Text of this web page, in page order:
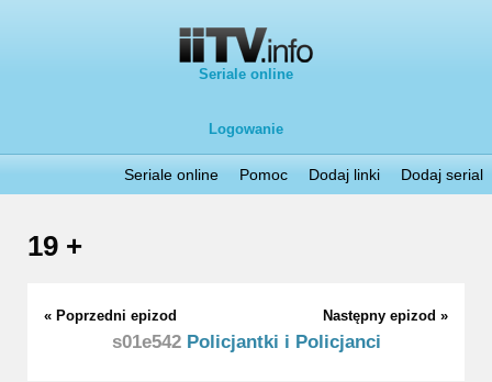
Seriale online
Logowanie
Seriale online Pomoc Dodaj linki Dodaj serial
19 +
« Poprzedni epizod Następny epizod »
s01e542Policjantki i Policjanci